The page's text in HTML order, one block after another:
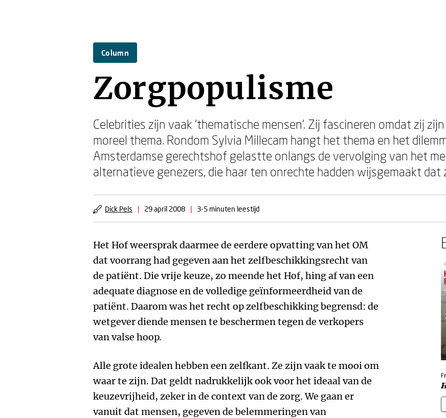
Column
Zorgpopulisme
Celebrities zijn vaak ‘thematische mensen’. Zij fascineren omdat zij
moreel thema. Rondom Sylvia Millecam hangt het thema en het
Amsterdamse gerechtshof gelastte onlangs de vervolging van het
alternatieve genezers, die haar ten onrechte hadden wijsgemaakt dat
Dick Pels | 29 april 2008 | 3-5 minuten leestijd
Het Hof weersprak daarmee de eerdere opvatting van het OM
dat voorrang had gegeven aan het zelfbeschikkingsrecht van
de patiënt. Die vrije keuze, zo meende het Hof, hing af van een
adequate diagnose en de volledige geïnformeerdheid van de
patiënt. Daarom was het recht op zelfbeschikking begrensd: de
wetgever diende mensen te beschermen tegen de verkopers
van valse hoop.
Alle grote idealen hebben een zelfkant. Ze zijn vaak te mooi om
waar te zijn. Dat geldt nadrukkelijk ook voor het ideaal van de
keuzevrijheid, zeker in de context van de zorg. We gaan er
vanuit dat mensen, gegeven de belemmeringen van